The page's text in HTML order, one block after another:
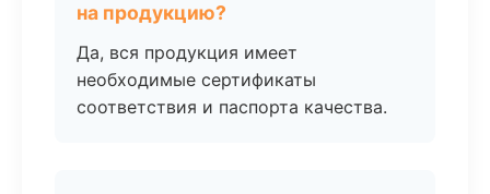
на продукцию?
Да, вся продукция имеет
необходимые сертификаты
соответствия и паспорта качества.